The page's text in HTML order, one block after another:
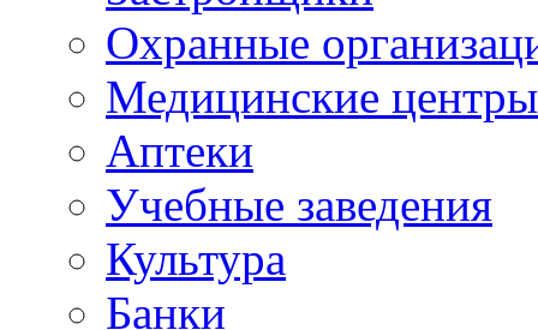
Охранные
Медицинские центры
Аптеки
Учебные заведения
Культура
Банки